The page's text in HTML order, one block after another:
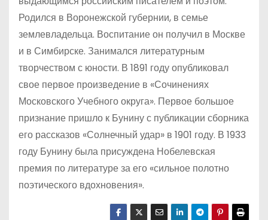
Родился в Воронежской губернии, в семье
землевладельца. Воспитание он получил в Москве
и в Симбирске. Занимался литературным
творчеством с юности. В 1891 году опубликовал
свое первое произведение в «Сочинениях
Московского Учебного округа». Первое большое
признание пришло к Бунину с публикации сборника
его рассказов «Солнечный удар» в 1901 году. В 1933
году Бунину была присуждена Нобелевская
премия по литературе за его «сильное полотно
поэтического вдохновения».